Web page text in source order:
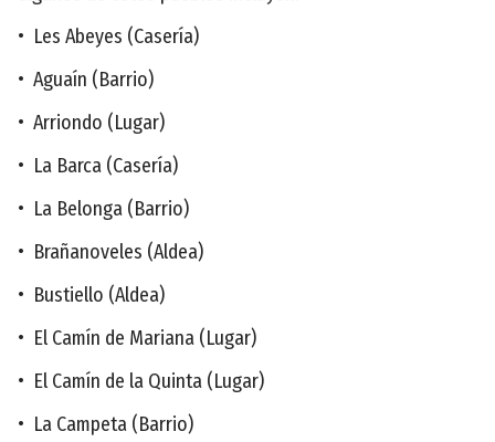
• Les Abeyes (Casería)
• Aguaín (Barrio)
• Arriondo (Lugar)
• La Barca (Casería)
• La Belonga (Barrio)
• Brañanoveles (Aldea)
• Bustiello (Aldea)
• El Camín de Mariana (Lugar)
• El Camín de la Quinta (Lugar)
• La Campeta (Barrio)